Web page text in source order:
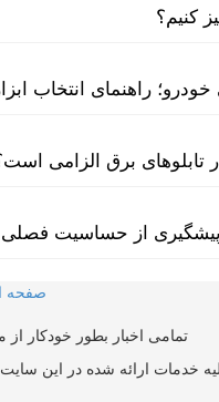
کنیم؟
راهنمای انتخاب
تابلوهای برق الزامی
از حساسیت فصلی
صفحه
تمامی اخبار بطور خودکار
خدمات ارائه شده در این